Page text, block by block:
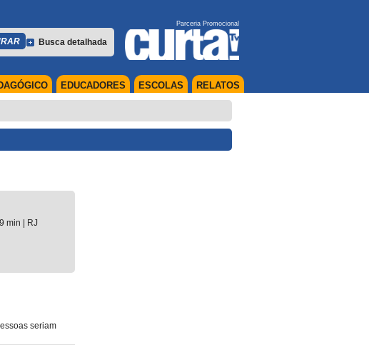
Busca detalhada
Parceria Promocional
RELATOS
ESCOLAS
EDUCADORES
| 9 min RJ
seriam